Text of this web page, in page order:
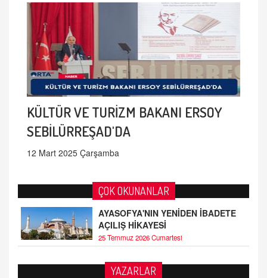
KÜLTÜR VE TURİZM BAKANI ERSOY
SEBİLÜRREŞAD'DA
12 Mart 2025 Çarşamba
ÇOK OKUNANLAR
AYASOFYA'NIN YENİDEN İBADETE
AÇILIŞ HİKAYESİ
25 Temmuz 2026 Cumartesi
YAZARLAR